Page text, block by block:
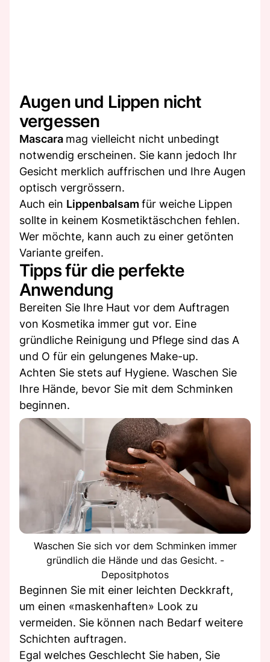
Augen und Lippen nicht
vergessen
Mascara mag vielleicht nicht unbedingt
notwendig erscheinen. Sie kann jedoch Ihr
Gesicht merklich auffrischen und Ihre Augen
optisch vergrössern.
Auch ein Lippenbalsam für weiche Lippen
sollte in keinem Kosmetiktäschchen fehlen.
Wer möchte, kann auch zu einer getönten
Variante greifen.
Tipps für die perfekte
Anwendung
Bereiten Sie Ihre Haut vor dem Auftragen
von Kosmetika immer gut vor. Eine
gründliche Reinigung und Pflege sind das A
und O für ein gelungenes Make-up.
Achten Sie stets auf Hygiene. Waschen Sie
Ihre Hände, bevor Sie mit dem Schminken
beginnen.
Waschen Sie sich vor dem Schminken immer
gründlich die Hände und das Gesicht. -
Depositphotos
Beginnen Sie mit einer leichten Deckkraft,
um einen «maskenhaften» Look zu
vermeiden. Sie können nach Bedarf weitere
Schichten auftragen.
Egal welches Geschlecht Sie haben, Sie